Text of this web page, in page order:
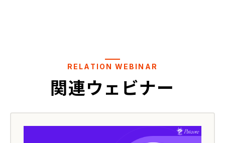
RELATION WEBINAR
関連ウェビナー